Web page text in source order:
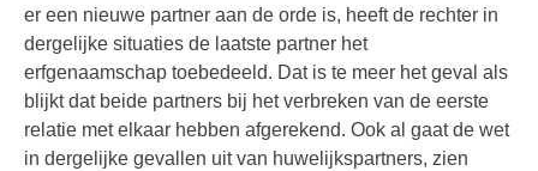
er een nieuwe partner aan de orde is, heeft de rechter in
dergelijke situaties de laatste partner het
erfgenaamschap toebedeeld. Dat is te meer het geval als
blijkt dat beide partners bij het verbreken van de eerste
relatie met elkaar hebben afgerekend. Ook al gaat de wet
in dergelijke gevallen uit van huwelijkspartners, zien